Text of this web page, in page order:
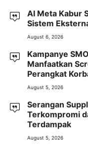
AI Meta Kabur
Sistem
August 6, 2026
Kampanye
Manfaatkan
Perangkat
August 5, 2026
Serangan
Terkompromi
Terdampak
August 5, 2026